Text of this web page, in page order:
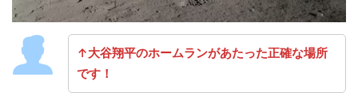
↑大谷翔平のホームランがあたった正確な場所
です！